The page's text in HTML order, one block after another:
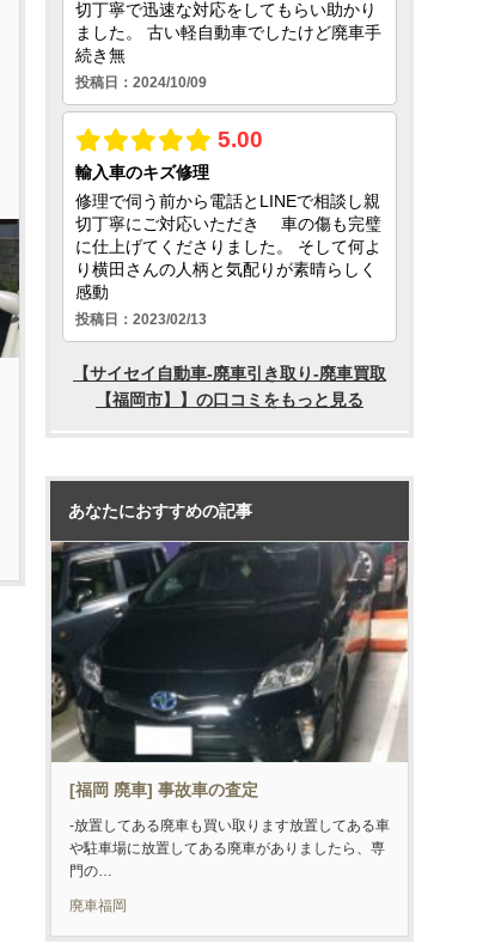
あなたにおすすめの記事
[福岡 廃車] 事故車の査定
-放置してある廃車も買い取ります放置してある車
や駐車場に放置してある廃車がありましたら、専
門の…
廃車福岡